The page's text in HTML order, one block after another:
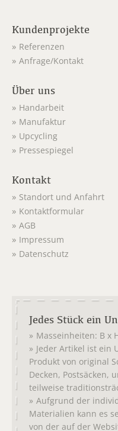
Kundenprojekte
Referenzen
Anfrage/Kontakt
Über uns
Handarbeit
Manufaktur
Upcycling
Pressespiegel
Kontakt
Standort und Anfahrt
Kontaktformular
AGB
Impressum
Datenschutz
Jedes Stück ein
Masseinheiten: B x
Jeder Artikel ist ein
Produkt von original
Decken, Postsäcken,
teilweise
Aufgrund der
Materialien kann es
von der auf der